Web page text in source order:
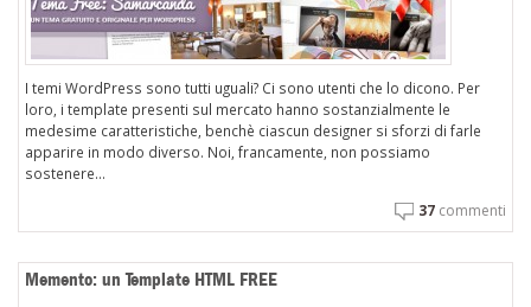
I temi WordPress sono tutti uguali? Ci sono utenti che lo dicono. Per
loro, i template presenti sul mercato hanno sostanzialmente le
medesime caratteristiche, benchè ciascun designer si sforzi di farle
apparire in modo diverso. Noi, francamente, non possiamo
sostenere...
37 commenti
Memento: un Template HTML FREE